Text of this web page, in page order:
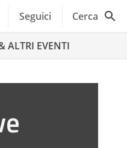
Seguici Cerca
ALTRI EVENTI